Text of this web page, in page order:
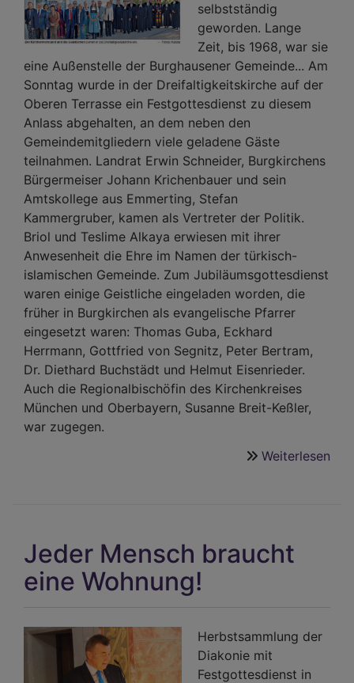
selbstständig
geworden. Lange
Zeit, bis 1968, war sie
eine Außenstelle der Burghausener Gemeinde... Am
Sonntag wurde in der Dreifaltigkeitskirche auf der
Oberen Terrasse ein Festgottesdienst zu diesem
Anlass abgehalten, an dem neben den
Gemeindemitgliedern viele geladene Gäste
teilnahmen. Landrat Erwin Schneider, Burgkirchens
Bürgermeiser Johann Krichenbauer und sein
Amtskollege aus Emmerting, Stefan
Kammergruber, kamen als Vertreter der Politik.
Briol und Teslime Alkaya erwiesen mit ihrer
Anwesenheit die Ehre im Namen der türkisch-
islamischen Gemeinde. Zum Jubiläumsgottesdienst
waren einige Geistliche eingeladen worden, die
früher in Burgkirchen als evangelische Pfarrer
eingesetzt waren: Thomas Guba, Eckhard
Herrmann, Gottfried von Segnitz, Peter Bertram,
Dr. Diethard Buchstädt und Helmut Eisenrieder.
Auch die Regionalbischöfin des Kirchenkreises
München und Oberbayern, Susanne Breit-Keßler,
war zugegen.
Weiterlesen
Jeder Mensch braucht
eine Wohnung!
Herbstsammlung der
Diakonie mit
Festgottesdienst in